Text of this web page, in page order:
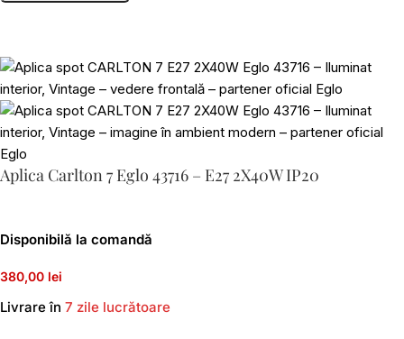
Aplica Carlton 7 Eglo 43716 – E27 2X40W IP20
Disponibilă la comandă
380,00 lei
Livrare în 7 zile lucrătoare